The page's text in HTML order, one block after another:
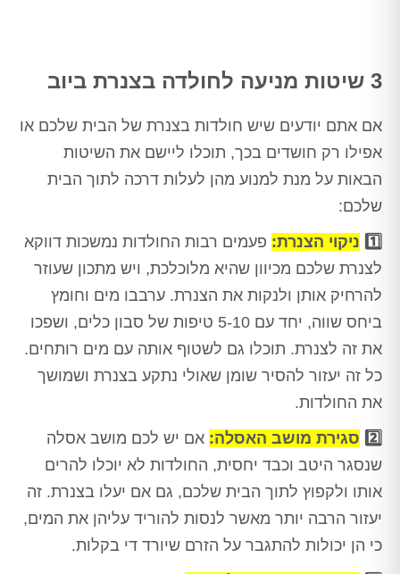
3 שיטות מניעה לחולדה בצנרת ביוב
אם אתם יודעים שיש חולדות בצנרת של הבית שלכם או
אפילו רק חושדים בכך, תוכלו ליישם את השיטות
הבאות על מנת למנוע מהן לעלות דרכה לתוך הבית
שלכם:
1️⃣ ניקוי הצנרת: פעמים רבות החולדות נמשכות דווקא
לצנרת שלכם מכיוון שהיא מלוכלכת, ויש מתכון שעוזר
להרחיק אותן ולנקות את הצנרת. ערבבו מים וחומץ
ביחס שווה, יחד עם 5-10 טיפות של סבון כלים, ושפכו
את זה לצנרת. תוכלו גם לשטוף אותה עם מים רותחים.
כל זה יעזור להסיר שומן שאולי נתקע בצנרת ושמושך
את החולדות.
2️⃣ סגירת מושב האסלה: אם יש לכם מושב אסלה
שנסגר היטב וכבד יחסית, החולדות לא יוכלו להרים
אותו ולקפוץ לתוך הבית שלכם, גם אם יעלו בצנרת. זה
יעזור הרבה יותר מאשר לנסות להוריד עליהן את המים,
כי הן יכולות להתגבר על הזרם שיורד די בקלות.